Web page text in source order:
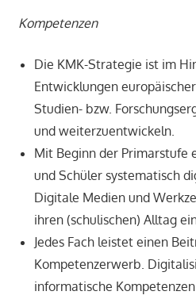
Kompetenzen
Die KMK-Strategie ist im
Entwicklungen
Studien- bzw.
und weiterzuentwickeln.
Mit Beginn der Primarstufe
und Schüler systematisch
Digitale Medien und
ihren (schulischen) Alltag
Jedes Fach leistet einen
Kompetenzerwerb.
informatische